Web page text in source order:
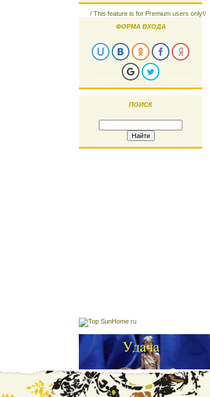
/ This feature is for Premium users only!/
ФОРМА ВХОДА
ПОИСК